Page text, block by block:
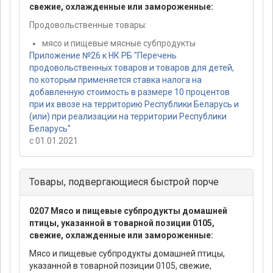
свежие, охлажденные или замороженные:
Продовольственные товары:
мясо и пищевые мясные субпродукты
Приложение №26 к НК РБ "Перечень
продовольственных товаров и товаров для детей,
по которым применяется ставка налога на
добавленную стоимость в размере 10 процентов
при их ввозе на территорию Республики Беларусь и
(или) при реализации на территории Республики
Беларусь"
с 01.01.2021
Товары, подвергающиеся быстрой порче
0207 Мясо и пищевые субпродукты домашней
птицы, указанной в товарной позиции 0105,
свежие, охлажденные или замороженные:
Мясо и пищевые субпродукты домашней птицы,
указанной в товарной позиции 0105, свежие,